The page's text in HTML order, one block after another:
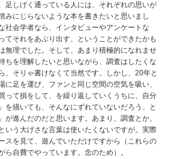
足しげく通っている人には、それぞれの思いが
みにじらないような本を書きたいと思いまし
社会学者なら、インタビューやアンケートな
てそれをあぶり出す、ということができたかも
無理でした。そして、あまり積極的になれませ
ちを理解したいと思いながら、調査はしたくな
、そりゃ書けなくて当然です。しかし、20年と
に足を運び、ファンと同じ空間の空気を吸い、
って損をして、を繰り返していくうちに、自分
を描いても、そんなにずれていないだろう、と
が進んだのだと思います。あまり、調査とか、
いう大げさな言葉は使いたくないですが。実際
スを見て、遊んでいただけですから（これらの
ら自費でやっています。念のため）。